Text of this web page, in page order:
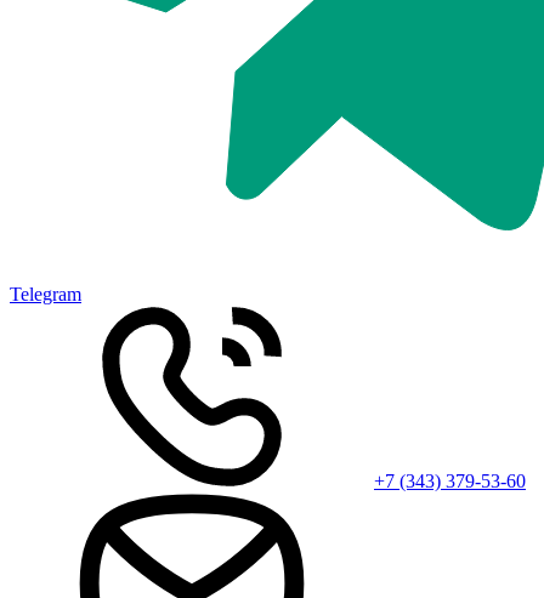
Telegram
+7 (343) 379-53-60